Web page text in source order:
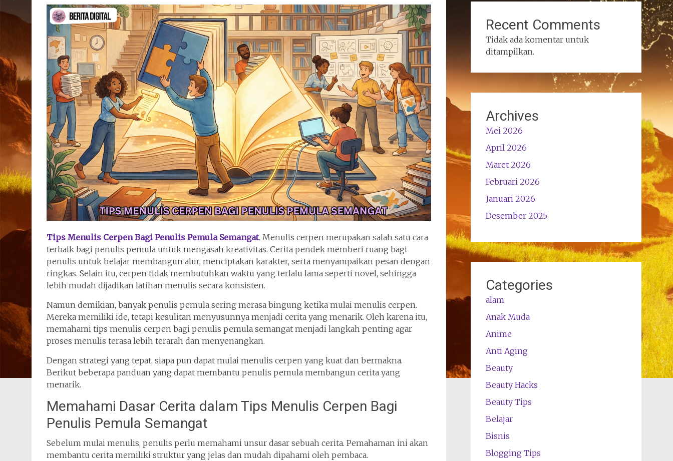
Tips Menulis Cerpen Bagi Penulis Pemula Semangat. Menulis cerpen merupakan salah satu cara
terbaik bagi penulis pemula untuk mengasah kreativitas. Cerita pendek memberi ruang bagi
penulis untuk belajar membangun alur, menciptakan karakter, serta menyampaikan pesan dengan
ringkas. Selain itu, cerpen tidak membutuhkan waktu yang terlalu lama seperti novel, sehingga
lebih mudah dijadikan latihan menulis secara konsisten.
Namun demikian, banyak penulis pemula sering merasa bingung ketika mulai menulis cerpen.
Mereka memiliki ide, tetapi kesulitan menyusunnya menjadi cerita yang menarik. Oleh karena itu,
memahami tips menulis cerpen bagi penulis pemula semangat menjadi langkah penting agar
proses menulis terasa lebih terarah dan menyenangkan.
Dengan strategi yang tepat, siapa pun dapat mulai menulis cerpen yang kuat dan bermakna.
Berikut beberapa panduan yang dapat membantu penulis pemula membangun cerita yang
menarik.
Memahami Dasar Cerita dalam Tips Menulis Cerpen Bagi
Penulis Pemula Semangat
Sebelum mulai menulis, penulis perlu memahami unsur dasar sebuah cerita. Pemahaman ini akan
membantu cerita memiliki struktur yang jelas dan mudah dipahami oleh pembaca.
Recent Comments
Tidak ada komentar untuk
ditampilkan.
Archives
Mei 2026
April 2026
Maret 2026
Februari 2026
Januari 2026
Desember 2025
Categories
alam
Anak Muda
Anime
Anti Aging
Beauty
Beauty Hacks
Beauty Tips
Belajar
Bisnis
Blogging Tips